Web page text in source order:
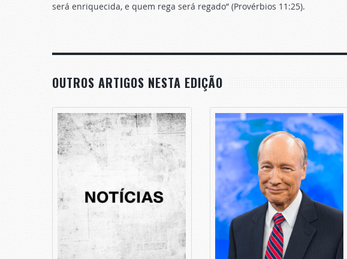
será enriquecida, e quem rega será regado” (Provérbios 11:25).
OUTROS ARTIGOS NESTA EDIÇÃO